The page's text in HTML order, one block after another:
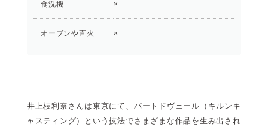
食洗機 ×
オーブンや直火 ×
井上枝利奈さんは東京にて、パートドヴェール（キルンキ
ャスティング）という技法でさまざまな作品を生み出され